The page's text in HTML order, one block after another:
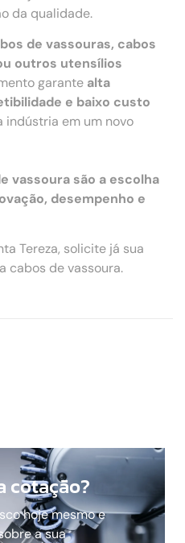
da qualidade.
de vassouras, cabos
outros utensílios
garante alta
e baixo custo
indústria em um novo
vassoura são a escolha
desempenho e
Tereza, solicite já sua
cabos de vassoura.
cotação?
hoje mesmo e
a sua